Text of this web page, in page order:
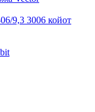
9,3 3006 койот